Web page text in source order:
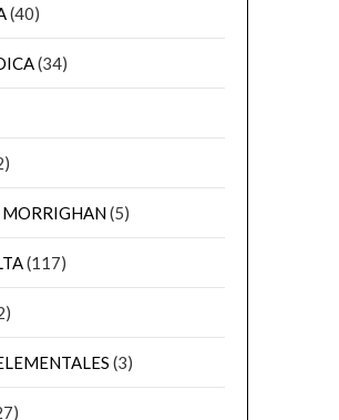
(40)
(34)
MORRIGHAN(5)
(117)
(3)